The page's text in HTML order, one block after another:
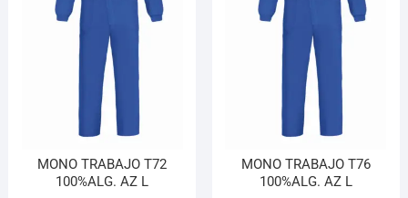
MONO TRABAJO T72
100%ALG. AZ L
MONO TRABAJO T76
100%ALG. AZ L